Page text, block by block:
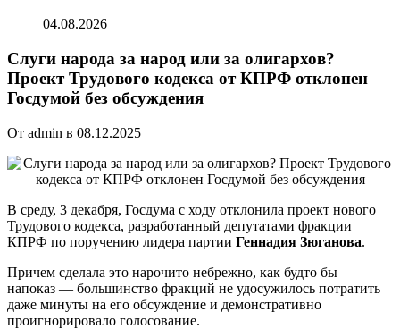
04.08.2026
Слуги народа за народ или за олигархов?
Проект Трудового кодекса от КПРФ отклонен
Госдумой без обсуждения
От admin в 08.12.2025
В среду, 3 декабря, Госдума с ходу отклонила проект нового
Трудового кодекса, разработанный депутатами фракции
КПРФ по поручению лидера партии Геннадия Зюганова.
Причем сделала это нарочито небрежно, как будто бы
напоказ — большинство фракций не удосужилось потратить
даже минуты на его обсуждение и демонстративно
проигнорировало голосование.